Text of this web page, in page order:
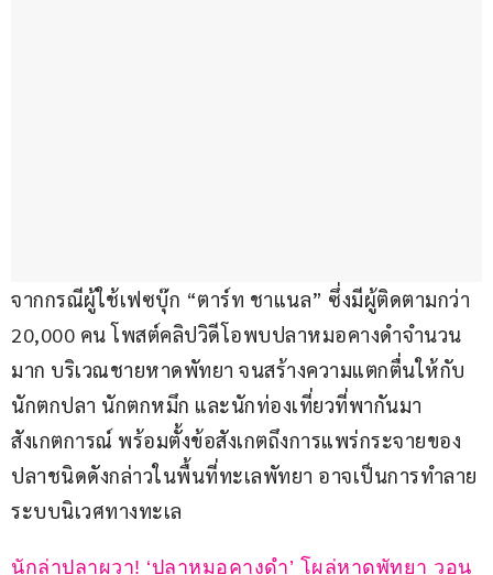
จากกรณีผู้ใช้เฟซบุ๊ก “ตาร์ท ชาแนล” ซึ่งมีผู้ติดตามกว่า
20,000 คน โพสต์คลิปวิดีโอพบปลาหมอคางดำจำนวน
มาก บริเวณชายหาดพัทยา จนสร้างความแตกตื่นให้กับ
นักตกปลา นักตกหมึก และนักท่องเที่ยวที่พากันมา
สังเกตการณ์ พร้อมตั้งข้อสังเกตถึงการแพร่กระจายของ
ปลาชนิดดังกล่าวในพื้นที่ทะเลพัทยา อาจเป็นการทำลาย
ระบบนิเวศทางทะเล
นักล่าปลาผวา! ‘ปลาหมอคางดำ’ โผล่หาดพัทยา วอน